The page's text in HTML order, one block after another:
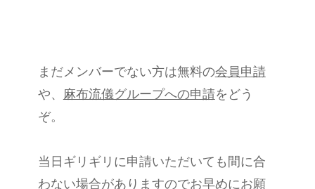
まだメンバーでない方は無料の会員申請
や、
麻布流儀グループへの申請をどう
ぞ。
当日ギリギリに申請いただいても間に合
わない場合がありますのでお早めにお願